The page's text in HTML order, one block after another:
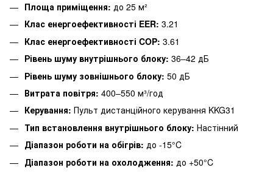
Площа приміщення: до 25 м²
Клас енергоефективності EER: 3.21
Клас енергоефективності COP: 3.61
Рівень шуму внутрішнього блоку: 36–42 дБ
Рівень шуму зовнішнього блоку: 50 дБ
Витрата повітря: 400–550 м³/год
Керування: Пульт дистанційного керування KKG31
Тип встановлення внутрішнього блоку: Настінний
Діапазон роботи на обігрів: до -15°C
Діапазон роботи на охолодження: до +50°C